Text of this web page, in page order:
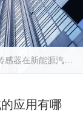
能源汽车领域的应用有哪些?
应用有哪